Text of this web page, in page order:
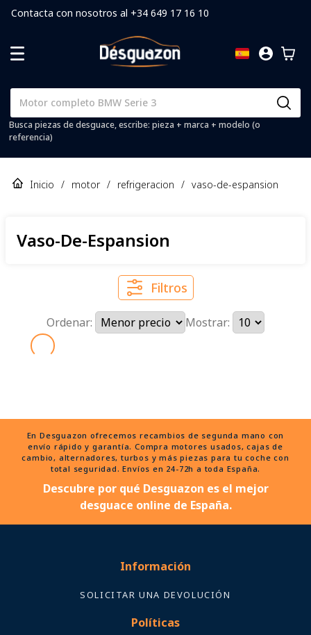
Contacta con nosotros al +34 649 17 16 10
Busca piezas de desguace, escribe: pieza + marca + modelo (o
referencia)
Inicio / motor / refrigeracion / vaso-de-espansion
Vaso-De-Espansion
Filtros
Ordenar: Mostrar:
En Desguazon ofrecemos recambios de segunda mano con
envío rápido y garantía. Compra motores usados, cajas de
cambio, alternadores, turbos y más piezas para tu coche con
total seguridad. Envíos en 24-72h a toda España.
Descubre por qué Desguazon es el mejor
desguace online de España.
Información
SOLICITAR UNA DEVOLUCIÓN
Políticas